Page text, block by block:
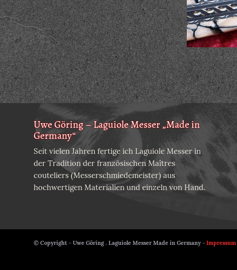
Uwe Göring – Laguiole Messer „Made in
Germany“
Seit vielen Jahren fertige ich Laguiole Messer in
der Tradition der französischen Maîtres
couteliers (Messerschmiedemeister) aus
hochwertigen Materialien und einzeln von Hand.
© Copyright - Uwe Göring . Laguiole Messer Made in Germany - Impressum